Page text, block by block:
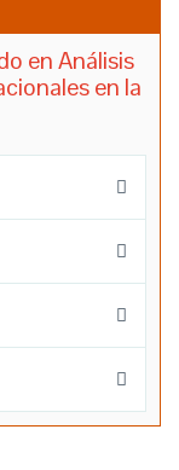
en Análisis
en la